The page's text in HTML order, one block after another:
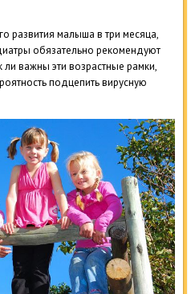
развития малыша в три месяца,
обязательно рекомендуют
важны эти возрастные рамки,
подцепить вирусную